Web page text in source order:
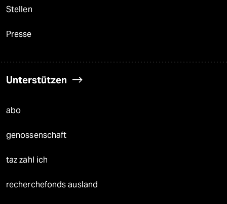
Stellen
Presse
Unterstützen
abo
genossenschaft
taz zahl ich
recherchefonds ausland